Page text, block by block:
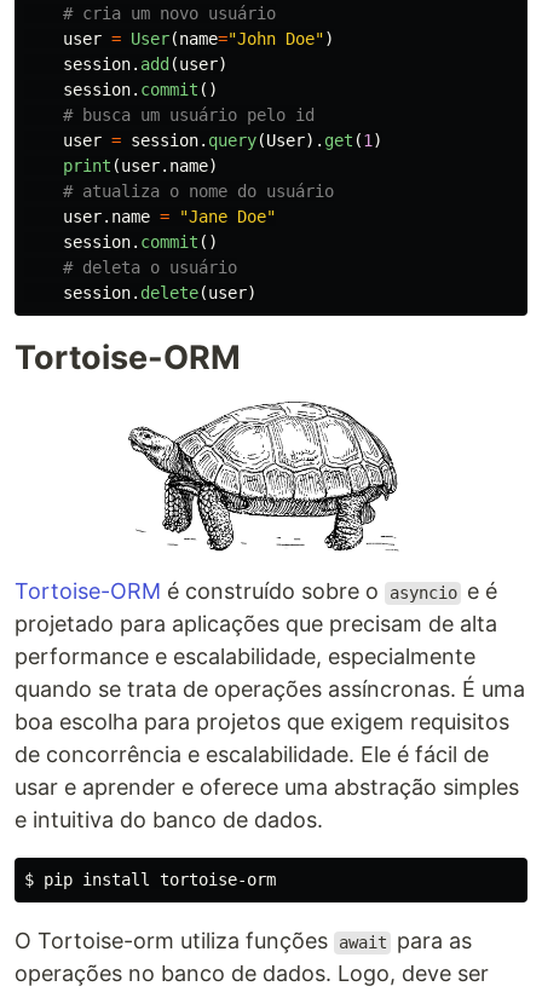
user = User(name="John Doe")
session. add (user)
session. commit ()
user = session. query(User). get (1 )
print (user. name)
user. name = "Jane Doe"
session. commit ()
session. delete(user)
Tortoise-ORM
Tortoise-ORM é construído sobre o asyncio e é
projetado para aplicações que precisam de alta
performance e escalabilidade, especialmente
quando se trata de operações assíncronas. É uma
boa escolha para projetos que exigem requisitos
de concorrência e escalabilidade. Ele é fácil de
usar e aprender e oferece uma abstração simples
e intuitiva do banco de dados.
$ pip install
O Tortoise-orm utiliza funções await
para as
operações no banco de dados. Logo, deve ser